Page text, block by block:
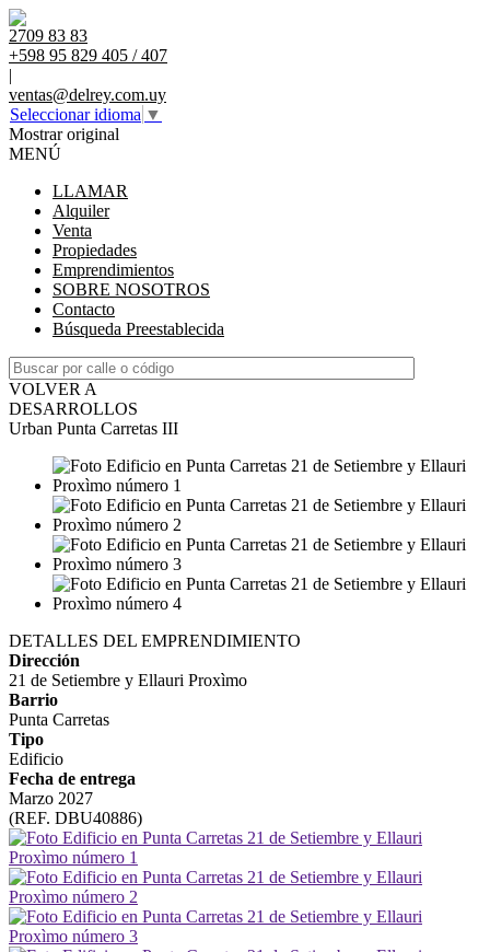
2709 83 83
+598 95 829 405 / 407
|
ventas@delrey.com.uy
Seleccionar idioma ▼
Mostrar original
MENÚ
LLAMAR
Alquiler
Venta
Propiedades
Emprendimientos
SOBRE NOSOTROS
Contacto
Búsqueda Preestablecida
VOLVER A
DESARROLLOS
Urban Punta Carretas III
DETALLES DEL EMPRENDIMIENTO
Dirección
21 de Setiembre y Ellauri Proxìmo
Barrio
Punta Carretas
Tipo
Edificio
Fecha de entrega
Marzo 2027
(REF. DBU40886)